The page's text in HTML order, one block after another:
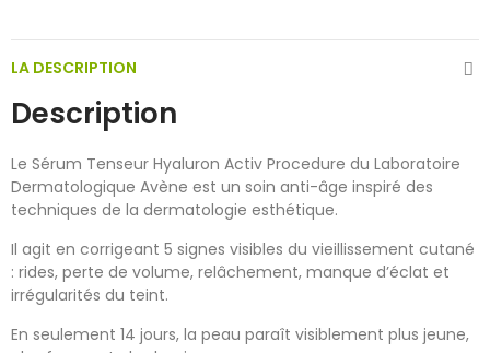
LA DESCRIPTION
Description
Le Sérum Tenseur Hyaluron Activ Procedure du Laboratoire
Dermatologique Avène est un soin anti-âge inspiré des
techniques de la dermatologie esthétique.
Il agit en corrigeant 5 signes visibles du vieillissement cutané
: rides, perte de volume, relâchement, manque d’éclat et
irrégularités du teint.
En seulement 14 jours, la peau paraît visiblement plus jeune,